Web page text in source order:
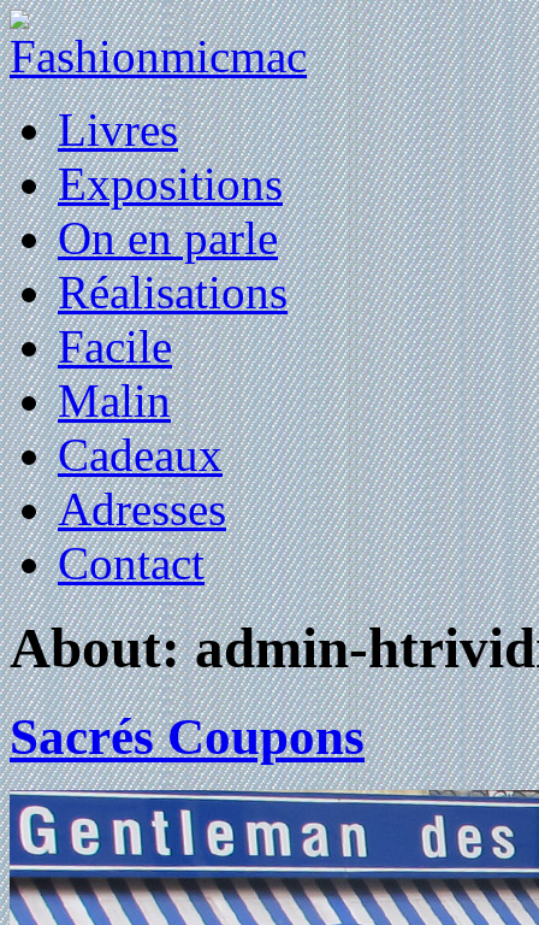
Livres
Expositions
On en parle
Réalisations
Facile
Malin
Cadeaux
Adresses
Contact
About: admin-
Sacrés Coupons